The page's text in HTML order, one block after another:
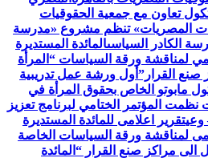
تعاون مع جمعية الحقوقيات
المصريات» تنظم مشروع «مدرسة
الكادر السياسىالمائدة المستديرة
لمناقشة ورقة السياسات “المرأة
صنع القرار” أول ورشة عمل تدريبية
مابوتو الخاص بحقوق المرأة في
نظمت المؤتمر الختامي لبرنامج تعزيز
وعيتقرير اعلامى للمائدة المستديرة
لمناقشة ورقة السياسات الخاصة
الى مراكز صنع القرار “ المائدة